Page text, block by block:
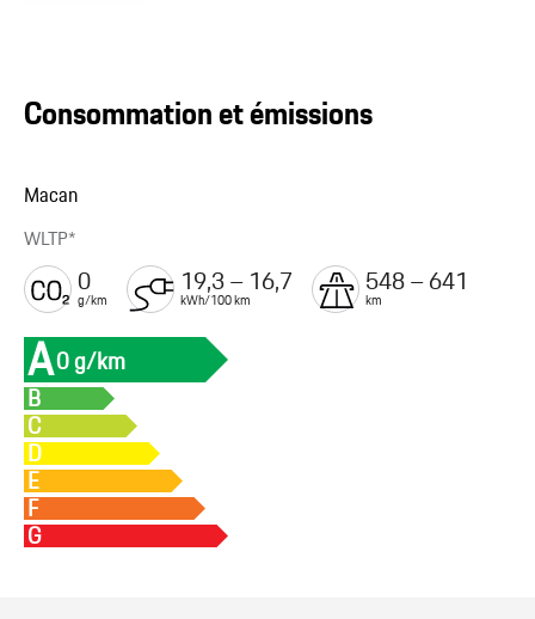
Consommation et émissions
Macan
WLTP*
0
g/km
19,3 – 16,7
kWh/100 km
548 – 641
km
A0 g/km
B
C
D
E
F
G